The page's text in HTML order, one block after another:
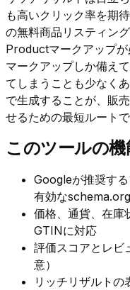
も高いクリック率を期
の無料商品リスティン
Productマークアップ
マークアップしか備え
てしまうことも少なく
で生成することが、販
せるための最短ルートで
このツールの機
Googleが推奨す
有効な
価格、通貨、在庫
GTINに対応
評価スコアとレビ
意）
リッチリザルト